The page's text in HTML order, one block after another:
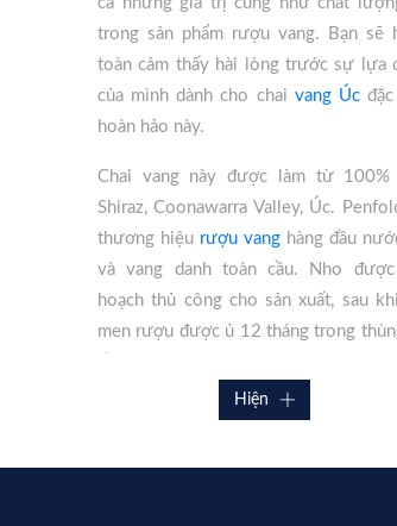
trong sản phẩm rượu vang. Bạn sẽ
toàn cảm thấy hài lòng trước sự lựa
của mình dành cho chai vang Úcđặc
hoàn hảo này.
Chai vang này được làm từ 100%
Shiraz, Coonawarra Valley, Úc.
thương hiệu rượu vang hàng đầu
và vang danh toàn cầu. Nho
hoạch thủ công cho sản xuất, sau
men rượu được ủ 12 tháng trong
Vang Penfolds Bin 128 niên vụ
Hiện